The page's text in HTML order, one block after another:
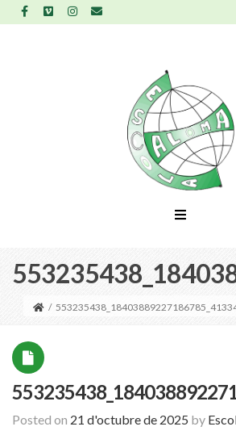
/
Posted on 21 d'octubre de 2025 by